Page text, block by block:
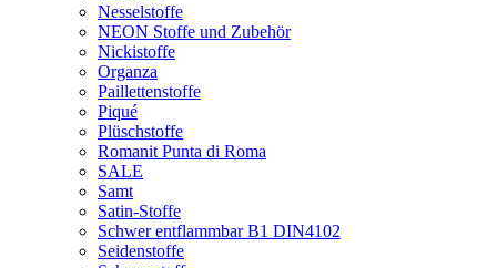
Nesselstoffe
NEON Stoffe und Zubehör
Nickistoffe
Organza
Paillettenstoffe
Piqué
Plüschstoffe
Romanit Punta di Roma
SALE
Samt
Satin-Stoffe
Schwer entflammbar B1 DIN4102
Seidenstoffe